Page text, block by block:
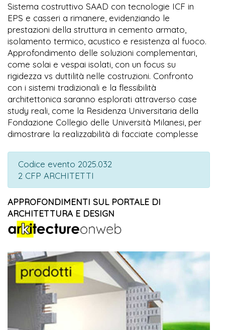
Sistema costruttivo SAAD con tecnologie ICF in
EPS e casseri a rimanere, evidenziando le
prestazioni della struttura in cemento armato,
isolamento termico, acustico e resistenza al fuoco.
Approfondimento delle soluzioni complementari,
come solai e vespai isolati, con un focus su
rigidezza vs duttilità nelle costruzioni. Confronto
con i sistemi tradizionali e la flessibilità
architettonica saranno esplorati attraverso case
study reali, come la Residenza Universitaria della
Fondazione Collegio delle Università Milanesi, per
dimostrare la realizzabilità di facciate complesse
Codice evento 2025.032
2 CFP ARCHITETTI
APPROFONDIMENTI SUL PORTALE DI
ARCHITETTURA E DESIGN